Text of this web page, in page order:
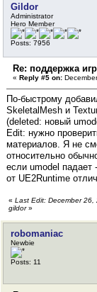
Gildor
Administrator
Hero Member
Posts: 7956
Re: поддержка
« Reply #5 on:
По-быстрому
SkeletalMesh и
(deleted: новый
Edit: нужно
материалов. Я не
относительно
если umodel падает
от UE2Runtime
« Last Edit: December
gildor»
robomaniac
Newbie
Posts: 11